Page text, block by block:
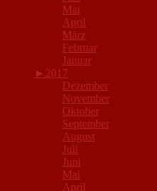
Mai
April
März
Februar
Januar
► 2017
Dezember
November
Oktober
September
August
Juli
Juni
Mai
April